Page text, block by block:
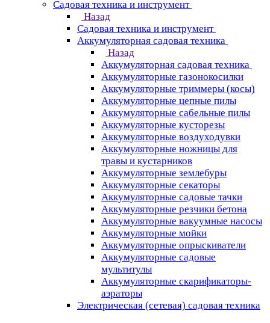
Cадовая техника и инструмент
Назад
Cадовая техника и инструмент
Аккумуляторная садовая техника
Назад
Аккумуляторная садовая техника
Аккумуляторные газонокосилки
Аккумуляторные триммеры (косы)
Аккумуляторные цепные пилы
Аккумуляторные сабельные пилы
Аккумуляторные кусторезы
Аккумуляторные воздуходувки
Аккумуляторные ножницы для
травы и кустарников
Аккумуляторные землебуры
Аккумуляторные секаторы
Аккумуляторные садовые тачки
Аккумуляторные резчики бетона
Аккумуляторные вакуумные насосы
Аккумуляторные мойки
Аккумуляторные опрыскиватели
Аккумуляторные садовые
мультитулы
Аккумуляторные скарификаторы-
аэраторы
Электрическая (сетевая) садовая техника